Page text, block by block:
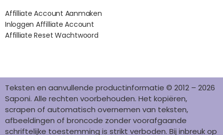
Affilliate Account Aanmaken
Inloggen Affilliate Account
Affilliate Reset Wachtwoord
Teksten en aanvullende productinformatie © 2012 – 2026
Saponi. Alle rechten voorbehouden. Het kopiëren,
scrapen of automatisch overnemen van teksten,
afbeeldingen of broncode zonder voorafgaande
schriftelijke toestemming is strikt verboden. Bij inbreuk op